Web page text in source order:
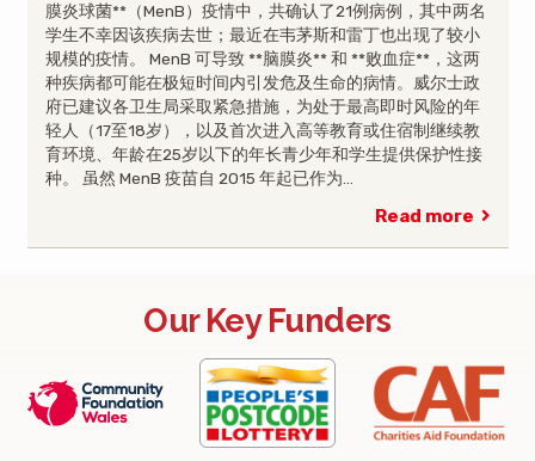
膜炎球菌**（MenB）疫情中，共确认了21例病例，其中两名
学生不幸因该疾病去世；最近在韦茅斯和雷丁也出现了较小
规模的疫情。 MenB 可导致 **脑膜炎** 和 **败血症**，这两
种疾病都可能在极短时间内引发危及生命的病情。威尔士政
府已建议各卫生局采取紧急措施，为处于最高即时风险的年
轻人（17至18岁），以及首次进入高等教育或住宿制继续教
育环境、年龄在25岁以下的年长青少年和学生提供保护性接
种。 虽然 MenB 疫苗自 2015 年起已作为…
Read more
Our Key Funders